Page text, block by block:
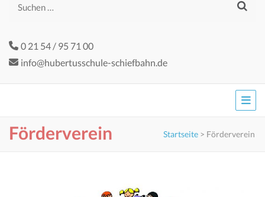
Suchen
0 21 54 / 95 71 00
info@hubertusschule-schiefbahn.de
Förderverein Startseite > Förderverein